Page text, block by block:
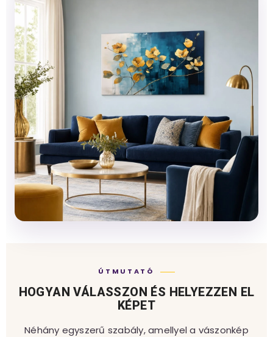
ÚTMUTATÓ
HOGYAN VÁLASSZON ÉS HELYEZZEN EL
KÉPET
Néhány egyszerű szabály, amellyel a vászonkép